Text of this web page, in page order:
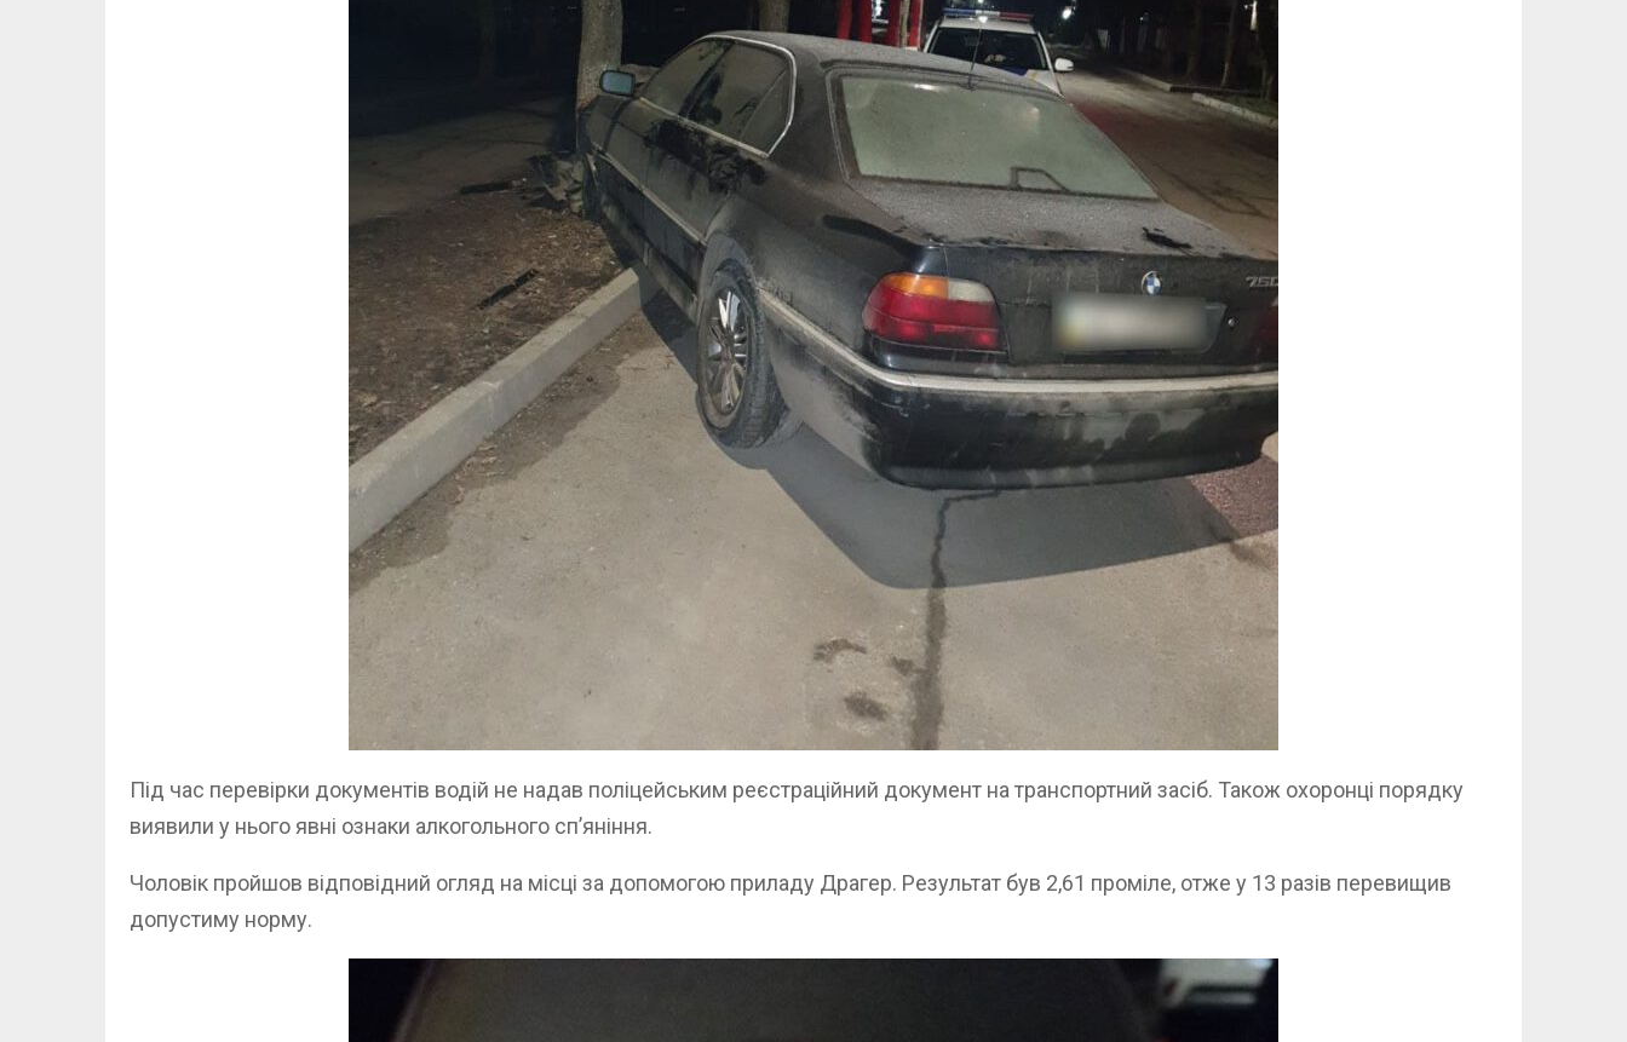
Під час перевірки документів водій не надав поліцейським реєстраційний документ на транспортний засіб. Також охоронці порядку
виявили у нього явні ознаки алкогольного сп’яніння.
Чоловік пройшов відповідний огляд на місці за допомогою приладу Драгер. Результат був 2,61 проміле, отже у 13 разів перевищив
допустиму норму.